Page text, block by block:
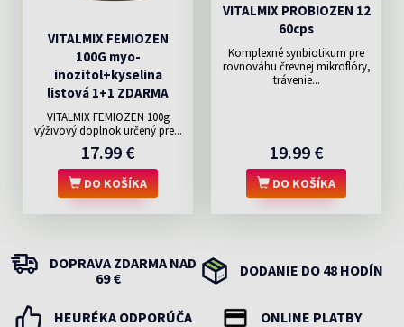
VITALMIX FEMIOZEN
100G myo-
inozitol+kyselina
listová 1+1 ZDARMA
VITALMIX FEMIOZEN 100g
výživový doplnok určený pre...
17.99 €
DO KOŠÍKA
VITALMIX PROBIOZEN 12
60cps
Komplexné synbiotikum pre
rovnováhu črevnej mikroflóry,
trávenie...
19.99 €
DO KOŠÍKA
DOPRAVA ZDARMA NAD
69 €
DODANIE DO 48 HODÍN
HEURÉKA ODPORÚČA ONLINE PLATBY